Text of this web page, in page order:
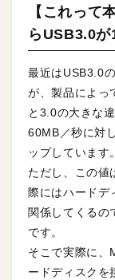
【これって
らUSB3.0が
最近はUSB3.0
が、製品によっ
と3.0の大きな
60MB／秒に対
ップしています。
ただし、この値
際にはハードデ
関係してくるの
です。
そこで実際に
ードディスクを